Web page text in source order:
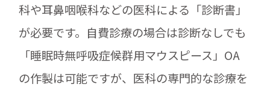
科や耳鼻咽喉科などの医科による「診断書」
が必要です。自費診療の場合は診断なしでも
「睡眠時無呼吸症候群用マウスピース」OA
の作製は可能ですが、医科の専門的な診療を